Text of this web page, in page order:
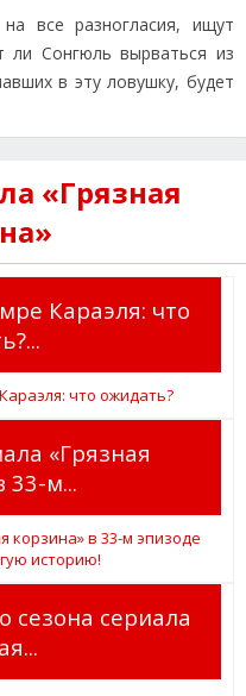
все разногласия, ищут
ли Сонгюль вырваться из
в эту ловушку, будет
«Грязная
Караэля: что
«Грязная
33-м...
сезона сериала